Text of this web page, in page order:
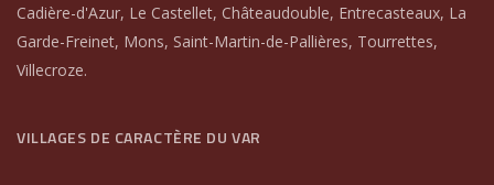
Cadière-d'Azur, Le Castellet, Châteaudouble, Entrecasteaux, La
Garde-Freinet, Mons, Saint-Martin-de-Pallières, Tourrettes,
Villecroze.
VILLAGES DE CARACTÈRE DU VAR